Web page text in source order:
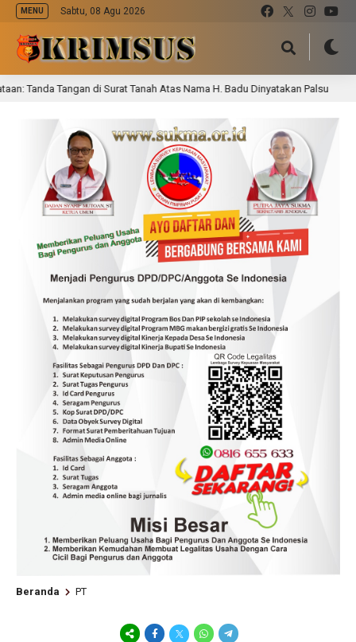
MENU Sabtu, 08 Agu 2026
Tangan di Surat Tanah Atas Nama H. Badu Dinyatakan Palsu
Beranda PT